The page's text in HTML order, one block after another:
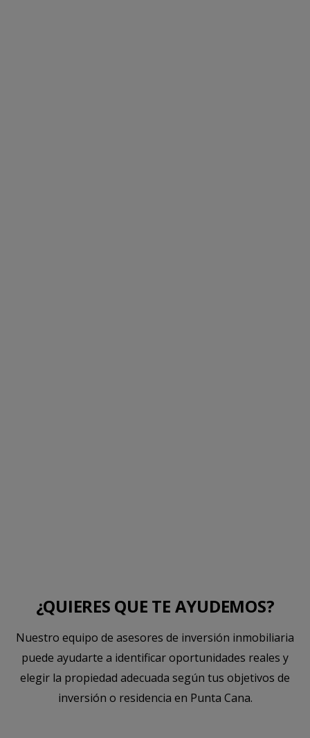
¿QUIERES QUE TE AYUDEMOS?
Nuestro equipo de asesores de inversión inmobiliaria
puede ayudarte a identificar oportunidades reales y
elegir la propiedad adecuada según tus objetivos de
inversión o residencia en Punta Cana.